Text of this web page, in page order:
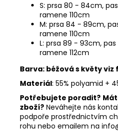
S: prsa 80 - 84cm,
ramene 110cm
M: prsa 84 - 89cm,
ramene 110cm
L: prsa 89 - 93cm,
ramene 112cm
Barva: béžová s květy viz
Materiál: 55% polyamid +
Potřebujete poradit?
zboží? Neváhejte nás
podpoře prostřednictvím
rohu nebo emailem na